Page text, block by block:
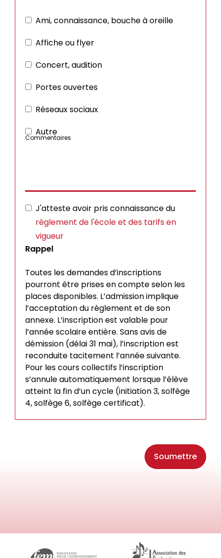
Ami, connaissance, bouche à oreille
Affiche ou flyer
Concert, audition
Portes ouvertes
Réseaux sociaux
Autre
Commentaires
J'atteste avoir pris connaissance du
règlement de l'école et des tarifs en
vigueur
Rappel
Toutes les demandes d’inscriptions
pourront être prises en compte selon les
places disponibles. L’admission implique
l’acceptation du règlement et de son
annexe. L’inscription est valable pour
l’année scolaire entière. Sans avis de
démission (délai 31 mai), l’inscription est
reconduite tacitement l’année suivante.
Pour les cours collectifs l’inscription
s’annule automatiquement lorsque l’élève
atteint la fin d’un cycle (initiation 3, solfège
4, solfège 6, solfège certificat).